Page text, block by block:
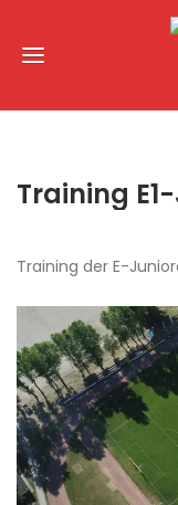
Training
Training der E-